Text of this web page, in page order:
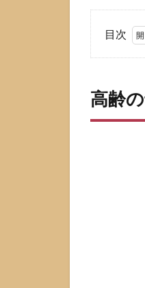
目次
の
高齢